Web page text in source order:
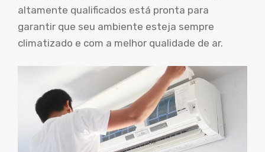
altamente qualificados está pronta para
garantir que seu ambiente esteja sempre
climatizado e com a melhor qualidade de ar.